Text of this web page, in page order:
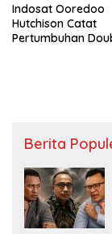
Indosat Ooredoo
Hutchison Catat
Pertumbuhan
Berita